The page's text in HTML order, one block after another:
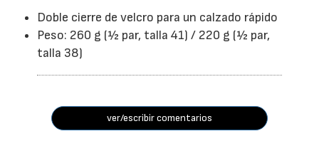
Doble cierre de velcro para un calzado rápido
Peso: 260 g (½ par, talla 41) / 220 g (½ par,
talla 38)
ver/escribir comentarios